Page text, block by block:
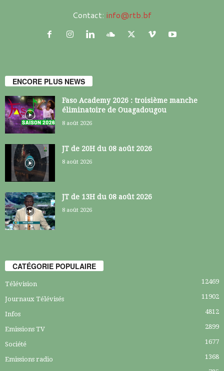
Contact: info@rtb.bf
ENCORE PLUS NEWS
Faso Academy 2026 : troisième manche
éliminatoire de Ouagadougou
8 août 2026
JT de 20H du 08 août 2026
8 août 2026
JT de 13H du 08 août 2026
8 août 2026
CATÉGORIE POPULAIRE
Télévision 12469
Journaux Télévisés 11902
Infos 4812
Emissions TV 2899
Société 1677
Emissions radio 1368